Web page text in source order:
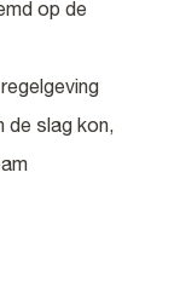
op de
de slag kon,